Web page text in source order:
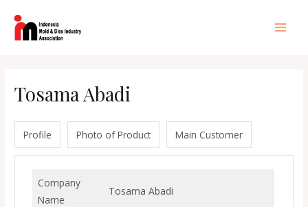
konten
Tosama Abadi
Profile Photo of Product Main Customer
Company
Name
Tosama Abadi